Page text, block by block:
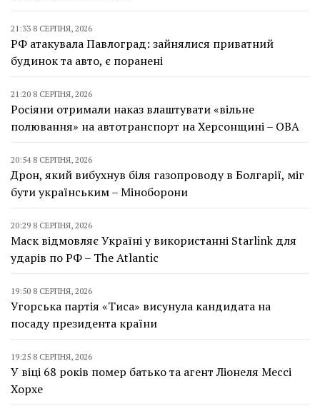
21:33 8 СЕРПНЯ, 2026
РФ атакувала Павлоград: зайнялися приватний
будинок та авто, є поранені
21:20 8 СЕРПНЯ, 2026
Росіяни отримали наказ влаштувати «вільне
полювання» на автотранспорт на Херсонщині – ОВА
20:54 8 СЕРПНЯ, 2026
Дрон, який вибухнув біля газопроводу в Болгарії, міг
бути українським – Міноборони
20:29 8 СЕРПНЯ, 2026
Маск відмовляє Україні у використанні Starlink для
ударів по РФ – The Atlantic
19:50 8 СЕРПНЯ, 2026
Угорська партія «Тиса» висунула кандидата на
посаду президента країни
19:25 8 СЕРПНЯ, 2026
У віці 68 років помер батько та агент Ліонеля Мессі
Хорхе